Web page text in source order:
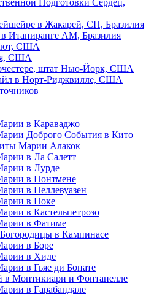
в Жакарей, СП, Бразилия
Итапиранге AM, Бразилия
США
США
штат Нью-Йорк, США
в Норт-Риджвилле, США
в Караваджо
Доброго События в Кито
Марии Алакок
в Ла Салетт
в Лурде
в Понтмене
в Пеллевуазен
в Ноке
в Кастельпетрозо
в Фатиме
в Кампинасе
в Боре
в Хиде
в Гьяе ди Бонате
в Монтикиари и Фонтанелле
в Гарабандале